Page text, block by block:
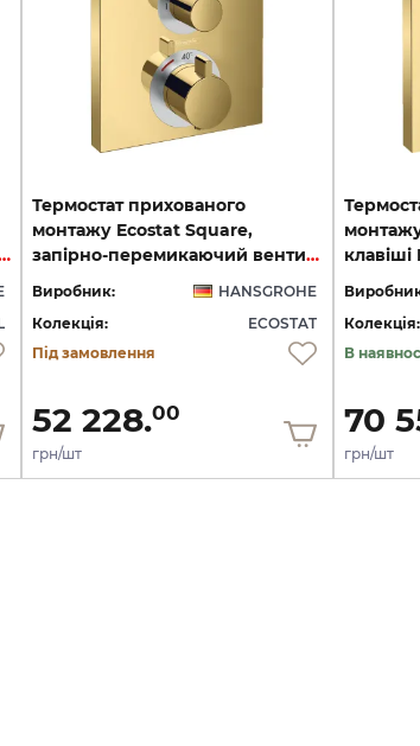
Optic (32565990)
Термостат прихованого
монтажу Ecostat Square,
запірно-перемикаючий вентиль, 2-ох режимний, Polished Gold Optic (15714990)
Виробник:
HANSGROHE
Колекція:
ECOSTAT
Під замовлення
52 228.00
грн/шт
Колекція:
В
70
грн/шт